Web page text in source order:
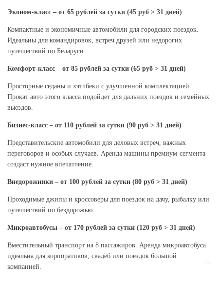
Эконом-класс – от 65 рублей за сутки (45 руб > 31 дней)
Компактные и экономичные автомобили для городских поездок.
Идеальны для командировок, встреч друзей или недорогих
путешествий по Беларуси.
Комфорт-класс – от 85 рублей за сутки (65 руб > 31 дней)
Просторные седаны и хэтчбеки с улучшенной комплектацией.
Прокат авто этого класса подойдет для дальних поездок и семейных
выездов.
Бизнес-класс – от 110 рублей за сутки (90 руб > 31 дней)
Представительские автомобили для деловых встреч, важных
переговоров и особых случаев. Аренда машины премиум-сегмента
создаст нужное впечатление.
Внедорожники – от 100 рублей за сутки (80 руб > 31 дней)
Проходимые джипы и кроссоверы для поездок на дачу, рыбалку или
путешествий по бездорожью.
Микроавтобусы – от 170 рублей за сутки (120 руб > 31 дней)
Вместительный транспорт на 8 пассажиров. Аренда микроавтобуса
идеальна для корпоративов, свадеб или поездок большой
компанией.